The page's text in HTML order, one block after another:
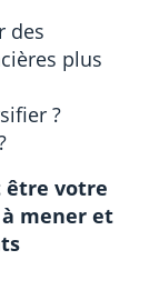
des
plus
?
être votre
mener et